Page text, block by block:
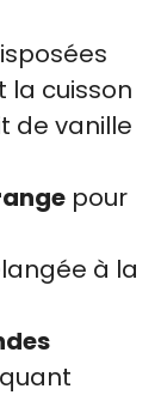
la cuisson
de vanille
pour
à la